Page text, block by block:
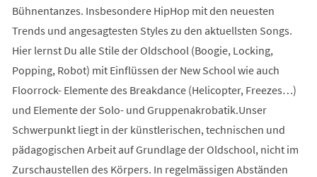
Bühnentanzes. Insbesondere HipHop mit den neuesten
Trends und angesagtesten Styles zu den aktuellsten Songs.
Hier lernst Du alle Stile der Oldschool (Boogie, Locking,
Popping, Robot) mit Einflüssen der New School wie auch
Floorrock- Elemente des Breakdance (Helicopter, Freezes…)
und Elemente der Solo- und Gruppenakrobatik.Unser
Schwerpunkt liegt in der künstlerischen, technischen und
pädagogischen Arbeit auf Grundlage der Oldschool, nicht im
Zurschaustellen des Körpers. In regelmässigen Abständen